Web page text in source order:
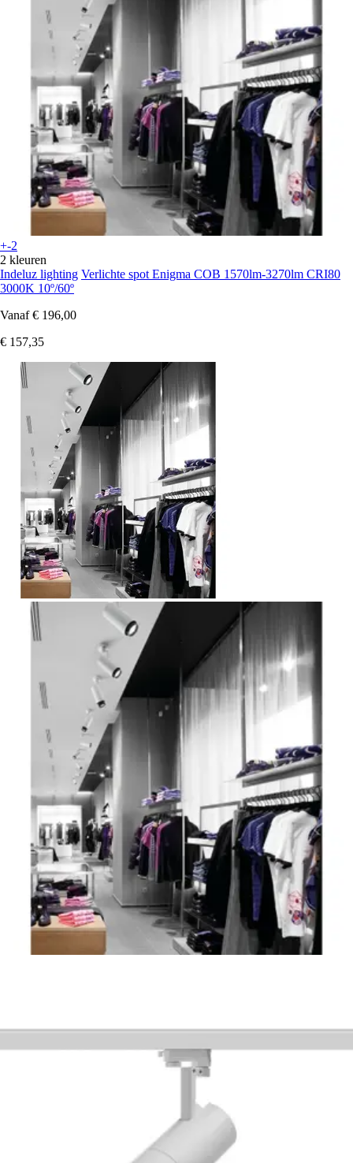
+-2
2 kleuren
Indeluz lighting Verlichte spot Enigma COB 1570lm-3270lm CRI80
3000K 10º/60º
Vanaf € 196,00
€ 157,35